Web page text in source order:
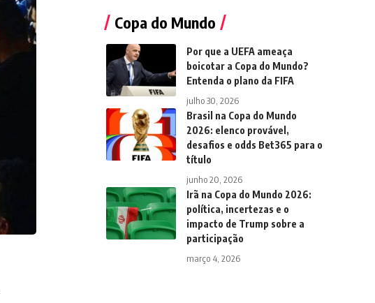
Copa do Mundo
Por que a UEFA ameaça
boicotar a Copa do Mundo?
Entenda o plano da FIFA
julho 30, 2026
Brasil na Copa do Mundo
2026: elenco provável,
desafios e odds Bet365 para o
título
junho 20, 2026
Irã na Copa do Mundo 2026:
política, incertezas e o
impacto de Trump sobre a
participação
março 4, 2026